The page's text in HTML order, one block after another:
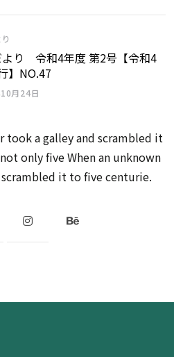
より 令和4年度 第2号【令和4
】NO.47
月24日
took a galley and scrambled it
only five When an unknown
it to five centurie.